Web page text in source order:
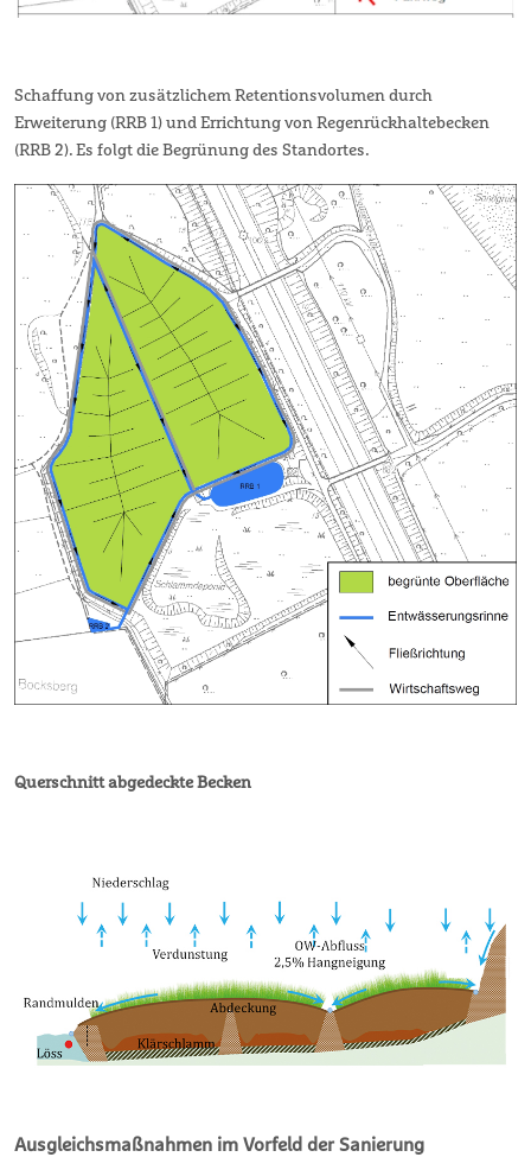
Schaffung von zusätzlichem Retentionsvolumen durch
Erweiterung (RRB 1) und Errichtung von Regenrückhaltebecken
(RRB 2). Es folgt die Begrünung des Standortes.
Querschnitt abgedeckte Becken
Ausgleichsmaßnahmen im Vorfeld der Sanierung